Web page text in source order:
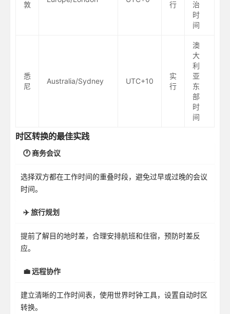
敦
行
治
时
间
悉
尼
Australia/Sydney UTC+10
实
行
澳
大
利
亚
东
部
时
间
时区转换的最佳实践
🕐 商务会议
选择双方都在工作时间的重叠时段，避免过早或过晚的会议
时间。
✈️ 旅行规划
提前了解目的地时差，合理安排航班和住宿，预防时差反
应。
💼 远程协作
建立清晰的工作时间表，使用世界时钟工具，设置自动时区
转换。